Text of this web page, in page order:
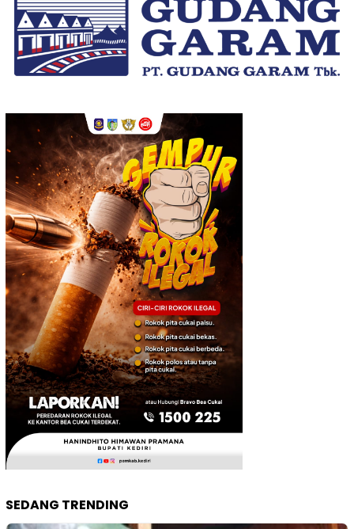
SEDANG TRENDING